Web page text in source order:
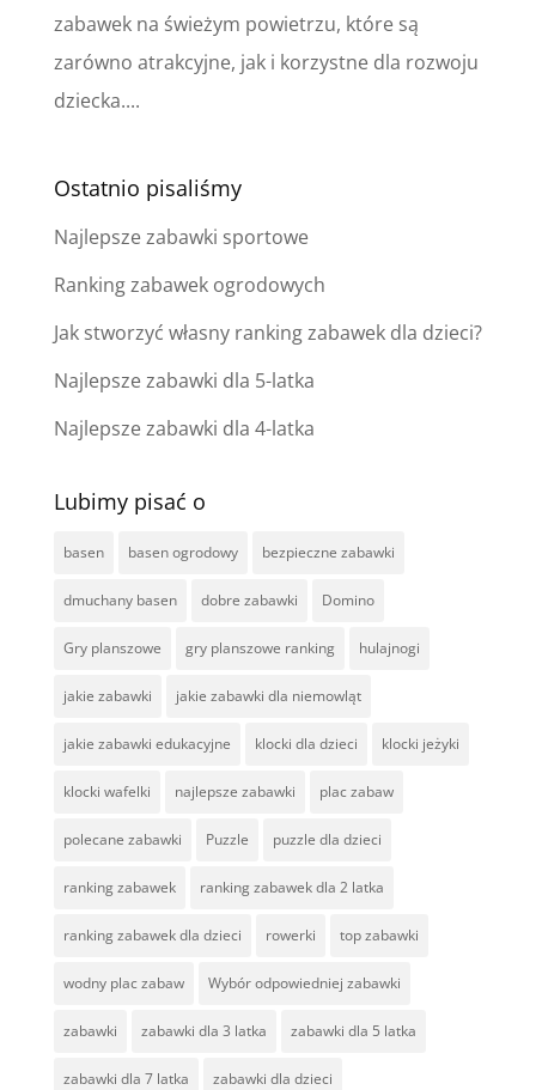
zabawek na świeżym powietrzu, które są
zarówno atrakcyjne, jak i korzystne dla rozwoju
dziecka....
Ostatnio pisaliśmy
Najlepsze zabawki sportowe
Ranking zabawek ogrodowych
Jak stworzyć własny ranking zabawek dla dzieci?
Najlepsze zabawki dla 5-latka
Najlepsze zabawki dla 4-latka
Lubimy pisać o
basen basen ogrodowy bezpieczne zabawki
dmuchany basen dobre zabawki Domino
Gry planszowe gry planszowe ranking hulajnogi
jakie zabawki jakie zabawki dla niemowląt
jakie zabawki edukacyjne klocki dla dzieci klocki jeżyki
klocki wafelki najlepsze zabawki plac zabaw
polecane zabawki Puzzle puzzle dla dzieci
ranking zabawek ranking zabawek dla 2 latka
ranking zabawek dla dzieci rowerki top zabawki
wodny plac zabaw Wybór odpowiedniej zabawki
zabawki zabawki dla 3 latka zabawki dla 5 latka
zabawki dla 7 latka zabawki dla dzieci